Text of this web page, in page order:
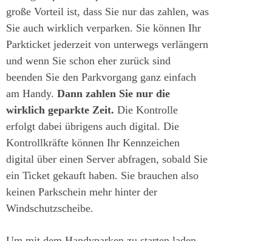
große Vorteil ist, dass Sie nur das zahlen, was
Sie auch wirklich verparken. Sie können Ihr
Parkticket jederzeit von unterwegs verlängern
und wenn Sie schon eher zurück sind
beenden Sie den Parkvorgang ganz einfach
am Handy. Dann zahlen Sie nur die
wirklich geparkte Zeit. Die Kontrolle
erfolgt dabei übrigens auch digital. Die
Kontrollkräfte können Ihr Kennzeichen
digital über einen Server abfragen, sobald Sie
ein Ticket gekauft haben. Sie brauchen also
keinen Parkschein mehr hinter der
Windschutzscheibe.